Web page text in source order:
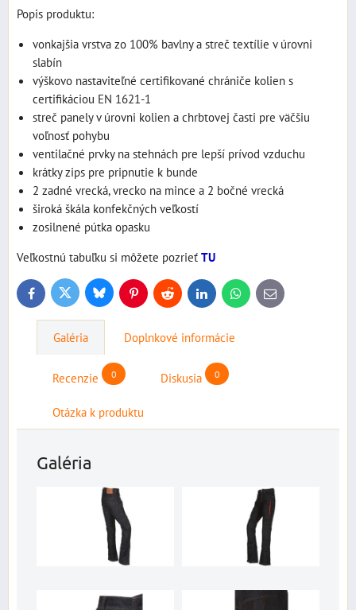
Popis produktu:
vonkajšia vrstva zo 100% bavlny a streč textílie v úrovni
slabín
výškovo nastaviteľné certifikované chrániče kolien s
certifikáciou EN 1621-1
streč panely v úrovni kolien a chrbtovej časti pre väčšiu
voľnosť pohybu
ventilačné prvky na stehnách pre lepší prívod vzduchu
krátky zips pre pripnutie k bunde
2 zadné vrecká, vrecko na mince a 2 bočné vrecká
široká škála konfekčných veľkostí
zosilnené pútka opasku
Veľkostnú tabuľku si môžete pozrieť TU
FacebookTwitter BlueskyPinterestReddit LinkedInWhatsApp
E-
mail
Galéria Doplnkové informácie
Recenzie 0 Diskusia 0
Otázka k produktu
Galéria